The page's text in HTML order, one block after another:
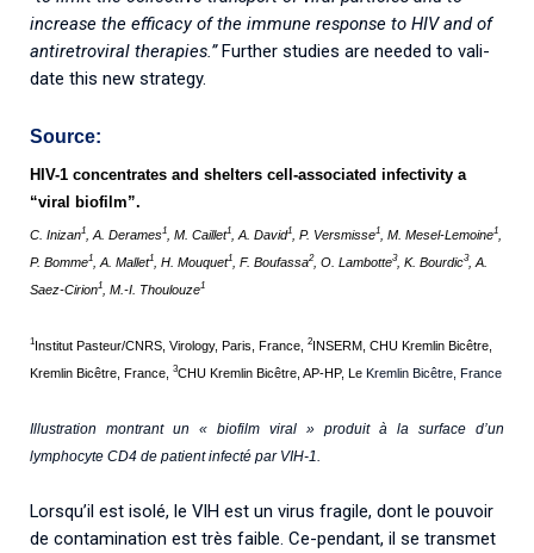
increase the efficacy of the immune response to HIV and of
antiretroviral therapies.” Further studies are needed to vali-
date this new strategy.
Source:
HIV-1 concentrates and shelters cell-associated infectivity a
“viral biofilm”.
C. Inizan1 , A. Derames1 , M. Caillet1 , A. David1 , P. Versmisse1 , M. Mesel-Lemoine1
P. Bomme1 , A. Mallet1 , H. Mouquet1 , F. Boufassa2 , O. Lambotte3 , K. Bourdic3
, A.
Saez-Cirion1 , M.-I. Thoulouze1
1 Institut Pasteur/CNRS, Virology, Paris, France, 2INSERM, CHU Kremlin Bicêtre,
Kremlin Bicêtre, France,
3CHU Kremlin Bicêtre, AP-HP, Le Kremlin Bicêtre, France
Illustration montrant un « biofilm viral » produit à la surface d’un
lymphocyte CD4 de patient infecté par VIH-1.
Lorsqu’il est isolé, le VIH est un virus fragile, dont le pouvoir
de contamination est très faible. Ce-pendant, il se transmet